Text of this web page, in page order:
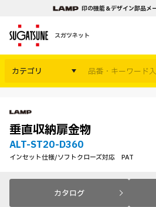
印の機能＆デザイン部品メ
スガツネット
カテゴリ
垂直収納扉金物
ALT-ST20-D360
インセット仕様/ソフトクローズ対応 PAT
カタログ